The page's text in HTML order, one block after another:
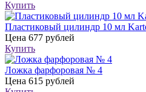
Купить
Пластиковый цилиндр 10 мл
Цена 677 рублей
Купить
Ложка фарфоровая № 4
Цена 615 рублей